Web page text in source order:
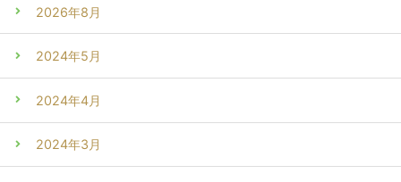
2026年8月
2024年5月
2024年4月
2024年3月